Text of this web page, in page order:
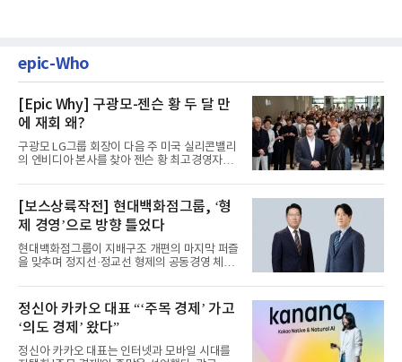
epic-Who
[Epic Why] 구광모-젠슨 황 두 달 만
에 재회 왜?
구광모 LG그룹 회장이 다음 주 미국 실리콘밸리
의 엔비디아 본사를 찾아 젠슨 황 최고경영자
[보스상륙작전] 현대백화점그룹, ‘형
제 경영’으로 방향 틀었다
현대백화점그룹이 지배구조 개편의 마지막 퍼즐
을 맞추며 정지선·정교선 형제의 공동경영 체제
정신아 카카오 대표 “‘주목 경제’ 가고
‘의도 경제’ 왔다”
정신아 카카오 대표는 인터넷과 모바일 시대를